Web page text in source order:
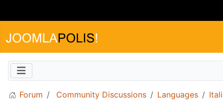
Forum Community Discussions Languages